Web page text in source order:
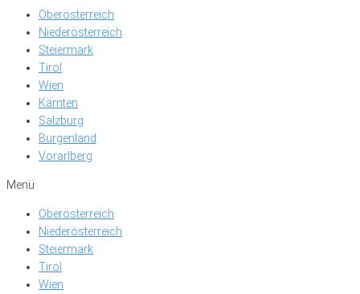
Oberösterreich
Niederösterreich
Steiermark
Tirol
Wien
Kärnten
Salzburg
Burgenland
Vorarlberg
Menü
Oberösterreich
Niederösterreich
Steiermark
Tirol
Wien